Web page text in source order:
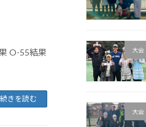
O-55結果
続きを読む
大会
大会